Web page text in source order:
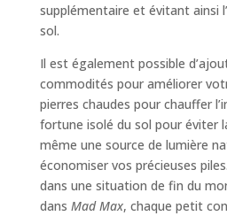
supplémentaire et évitant ainsi
sol.
Il est également possible
commodités pour améliorer
pierres chaudes pour chauffer
fortune isolé du sol pour éviter
même une source de lumière
économiser vos précieuses
dans une situation de fin du
dans Mad Max, chaque petit